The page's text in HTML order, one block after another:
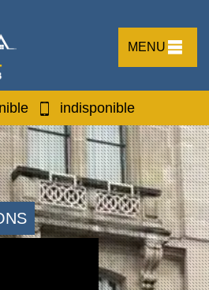
MENU
indisponible